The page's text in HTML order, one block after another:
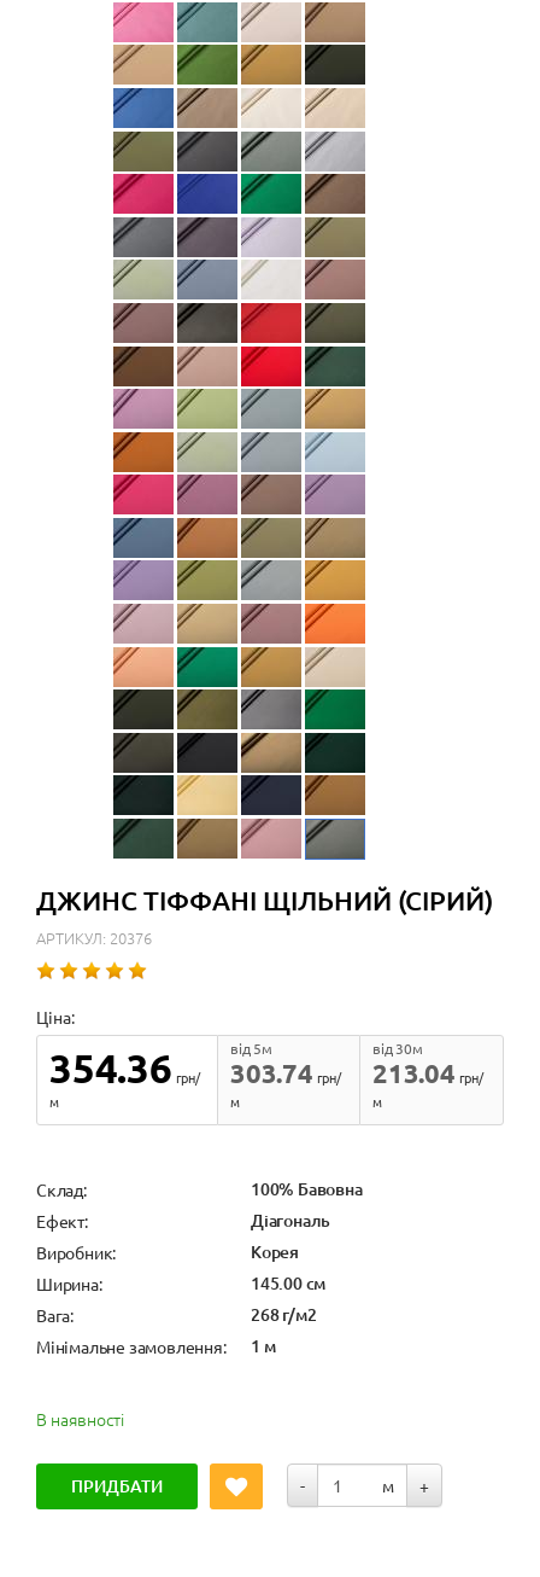
ДЖИНС ТІФФАНІ ЩІЛЬНИЙ (СІРИЙ)
АРТИКУЛ: 20376
Ціна:
354.36 грн/
м
303.74
від 5м
грн/
м
213.04
від 30м
грн/
м
Cклад: 100% Бавовна
Ефект: Діагональ
Виробник: Корея
Ширина: 145.00 см
Вага: 268 г/м2
Мінімальне замовлення: 1 м
В наявності
ПРИДБАТИ - м +